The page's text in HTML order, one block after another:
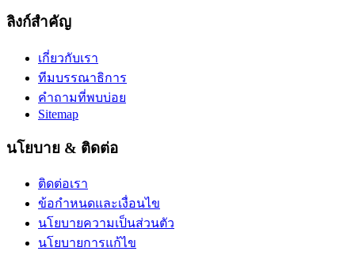
ลิงก์สำคัญ
เกี่ยวกับเรา
ทีมบรรณาธิการ
คำถามที่พบบ่อย
Sitemap
นโยบาย & ติดต่อ
ติดต่อเรา
ข้อกำหนดและเงื่อนไข
นโยบายความเป็นส่วนตัว
นโยบายการแก้ไข